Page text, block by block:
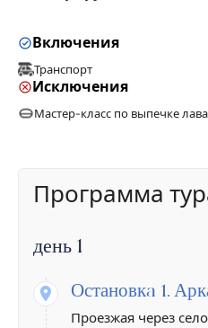
Включения
Транспорт
Исключения
Мастер-класс по выпечке
Программа
день 1
Остановкa 1.
Проезжая через